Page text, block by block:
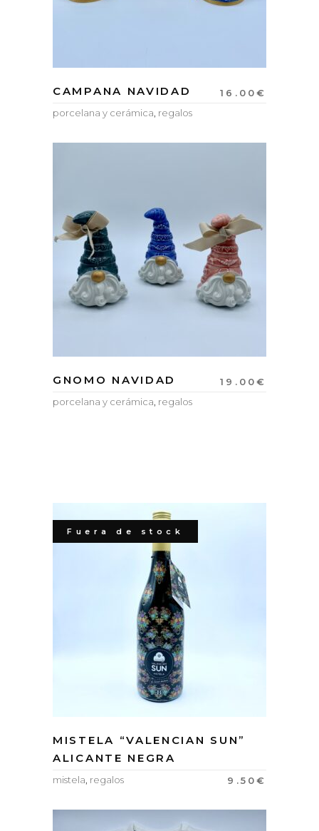
CAMPANA NAVIDAD 16.00€
porcelana y cerámica, regalos
GNOMO NAVIDAD 19.00€
porcelana y cerámica, regalos
Fuera de stock
MISTELA “VALENCIAN SUN”
ALICANTE NEGRA
9.50€
mistela, regalos